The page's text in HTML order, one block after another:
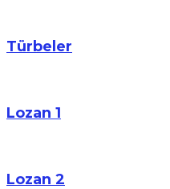
Türbeler
Lozan 1
Lozan 2